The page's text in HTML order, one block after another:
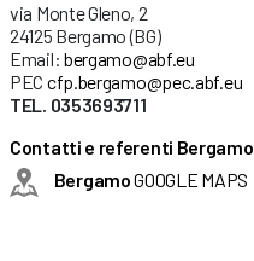
via Monte Gleno, 2
24125 Bergamo (BG)
Email: bergamo@abf.eu
PEC cfp.bergamo@pec.abf.eu
TEL. 0353693711
Contatti e referenti Bergamo
BergamoGOOGLE MAPS